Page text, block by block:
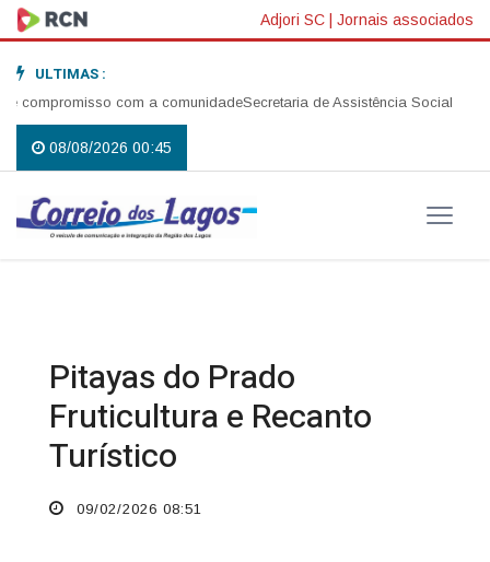
Adjori SC | Jornais associados
ULTIMAS :
com a comunidadeSecretaria de Assistência Social realiza
08/08/2026 00:45
Pitayas do Prado
Fruticultura e Recanto
Turístico
09/02/2026 08:51